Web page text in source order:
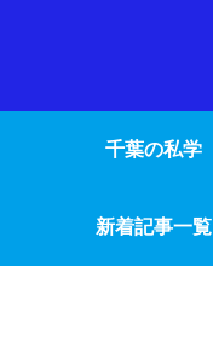
千葉の私学
新着記事一覧